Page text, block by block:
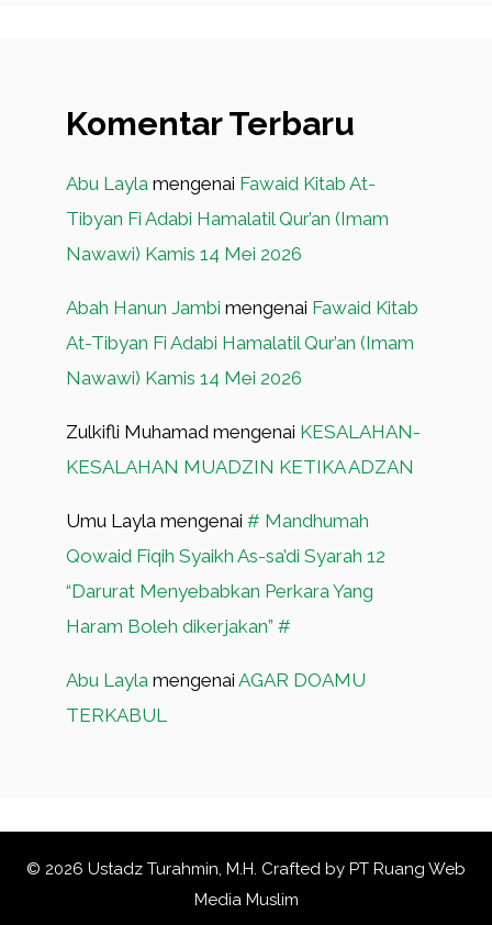
Komentar Terbaru
Abu Layla mengenai Fawaid Kitab At-
Tibyan Fi Adabi Hamalatil Qur’an (Imam
Nawawi) Kamis 14 Mei 2026
Abah Hanun Jambi mengenai Fawaid Kitab
At-Tibyan Fi Adabi Hamalatil Qur’an (Imam
Nawawi) Kamis 14 Mei 2026
Zulkifli Muhamad mengenai KESALAHAN-
KESALAHAN MUADZIN KETIKA ADZAN
Umu Layla mengenai # Mandhumah
Qowaid Fiqih Syaikh As-sa’di Syarah 12
“Darurat Menyebabkan Perkara Yang
Haram Boleh dikerjakan” #
Abu Layla mengenai AGAR DOAMU
TERKABUL
© 2026 Ustadz Turahmin, M.H. Crafted by PT Ruang Web
Media Muslim